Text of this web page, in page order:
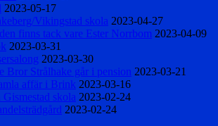
2023-05-17
Vikingstad skola 2023-04-27
finns tack vare Ester Norrbom 2023-04-09
2023-03-31
2023-03-30
Bror Strålhake går i pension 2023-03-21
affär i Brink 2023-03-16
skola 2023-02-24
2023-02-24